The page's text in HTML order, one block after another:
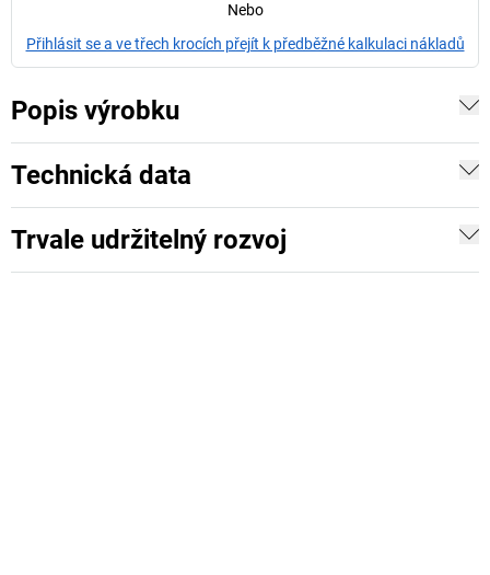
Nebo
Přihlásit se a ve třech krocích přejít k předběžné kalkulaci nákladů
Popis výrobku
Technická data
Trvale udržitelný rozvoj